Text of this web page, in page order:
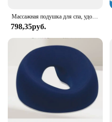
Массажная подушка для спа, удобная универсальная дышащая эргономичная Лежащая Подушка, подставка для лица для путешествий, полета, салона, дома, для мужчин
798,35руб.